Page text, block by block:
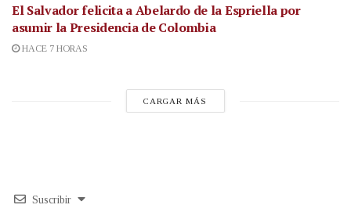
El Salvador felicita a Abelardo de la Espriella por
asumir la Presidencia de Colombia
HACE 7 HORAS
CARGAR MÁS
Suscribir